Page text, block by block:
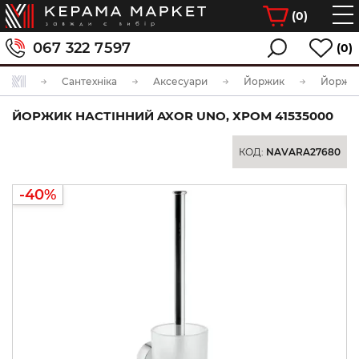
(0)
067 322 7597 (0)
Сантехніка Аксесуари Йоржик
ЙОРЖИК НАСТІННИЙ AXOR UNO, ХРОМ 41535000
КОД: NAVARA27680
-40%